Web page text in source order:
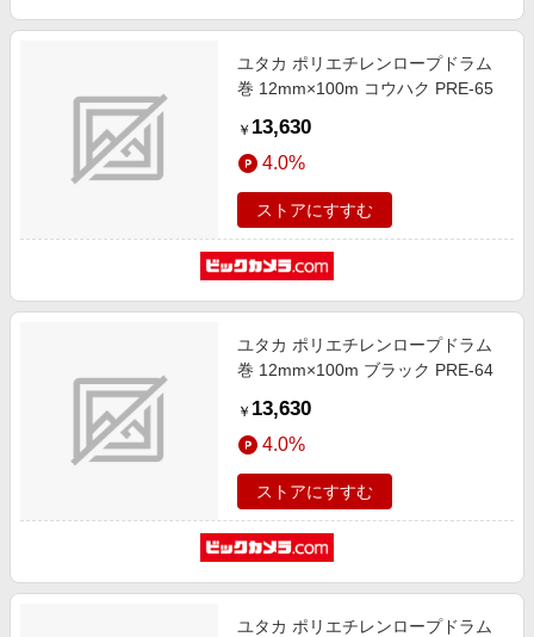
ユタカ ポリエチレンロープドラム
巻 12mm×100m コウハク PRE-65
￥ 13,630
4.0%
ストアにすすむ
ユタカ ポリエチレンロープドラム
巻 12mm×100m ブラック PRE-64
￥ 13,630
4.0%
ストアにすすむ
ユタカ ポリエチレンロープドラム